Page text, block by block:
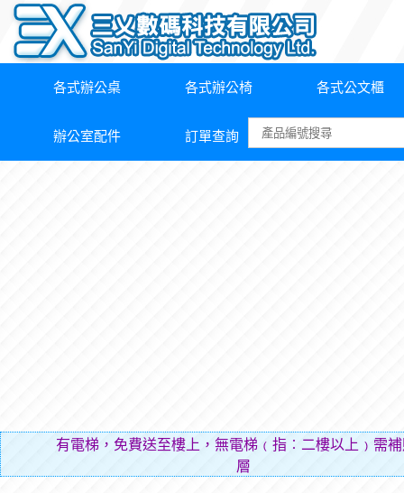
各式辦公桌 各式辦公椅 各式公文櫃
辦公室配件 訂單查詢
有電梯，免費送至樓上，無電梯﹙指︰二樓以上﹚需
層費用